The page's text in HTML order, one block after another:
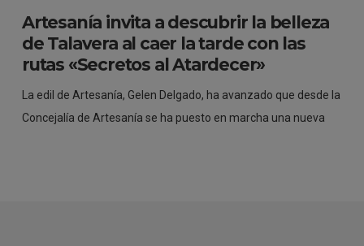
Artesanía invita a descubrir la belleza
de Talavera al caer la tarde con las
rutas «Secretos al Atardecer»
La edil de Artesanía, Gelen Delgado, ha avanzado que desde la
Concejalía de Artesanía se ha puesto en marcha una nueva